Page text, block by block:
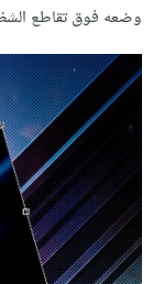
وضعه فوق تقاطع